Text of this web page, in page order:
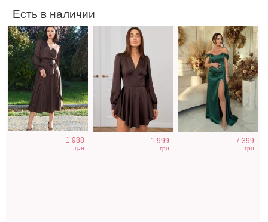
Есть в наличии
1 988
грн
1 999
грн
7 399
грн
Голубое
нарядное
Фатиновое
короткое белое
Атласное
длинное платье
на бретелях в